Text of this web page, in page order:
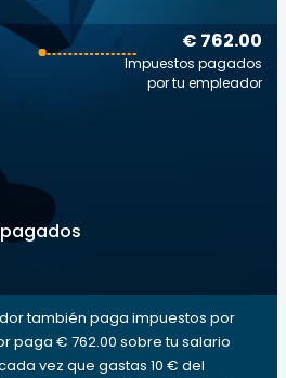
€ 762.00
Impuestos pagados
por tu empleador
también paga impuestos por
paga € 762.00 sobre tu salario
vez que gastas 10 € del